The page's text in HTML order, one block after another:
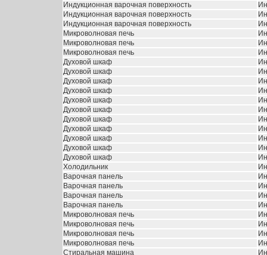
Индукционная варочная поверхность
Индукционная варочная поверхность
Индукционная варочная поверхность
Микроволновая печь
Микроволновая печь
Микроволновая печь
Духовой шкаф
Духовой шкаф
Духовой шкаф
Духовой шкаф
Духовой шкаф
Духовой шкаф
Духовой шкаф
Духовой шкаф
Духовой шкаф
Духовой шкаф
Духовой шкаф
Холодильник
Варочная панель
Варочная панель
Варочная панель
Варочная панель
Микроволновая печь
Микроволновая печь
Микроволновая печь
Микроволновая печь
Стиральная машина